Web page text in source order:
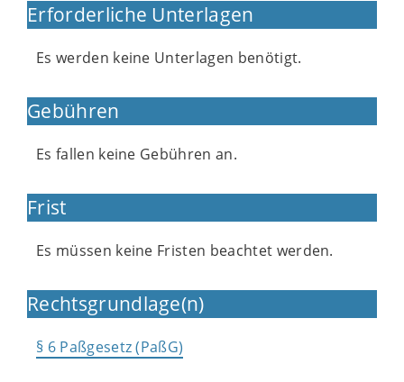
Erforderliche Unterlagen
Es werden keine Unterlagen benötigt.
Gebühren
Es fallen keine Gebühren an.
Frist
Es müssen keine Fristen beachtet werden.
Rechtsgrundlage(n)
§ 6 Paßgesetz (PaßG)